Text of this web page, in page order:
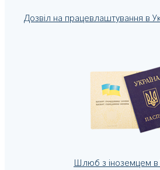
Дозвіл на працевлаштування в
Шлюб з іноземцем в